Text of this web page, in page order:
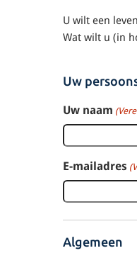
U wilt een
Wat wilt u (in
Uw
Uw naam
E-mailadres
Algemeen